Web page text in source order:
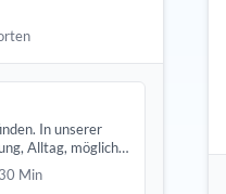
In unserer
Alltag, mögliche
Aus
wir das Passende
30 Min